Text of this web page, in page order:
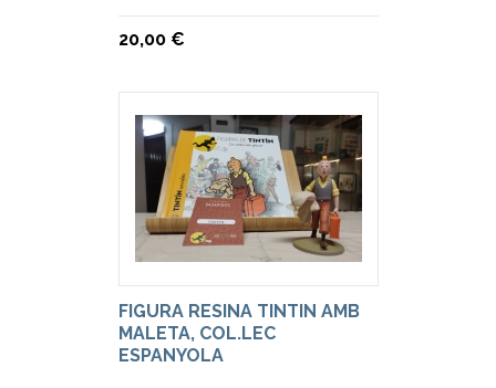
20,00 €
FIGURA RESINA TINTIN AMB
MALETA, COL.LEC
ESPANYOLA